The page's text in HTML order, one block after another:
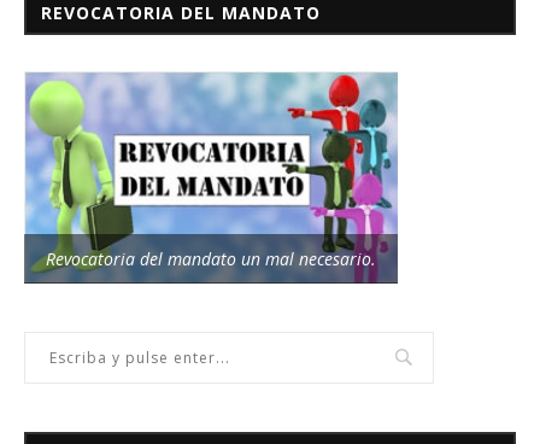
REVOCATORIA DEL MANDATO
Revocatoria del mandato un mal necesario.